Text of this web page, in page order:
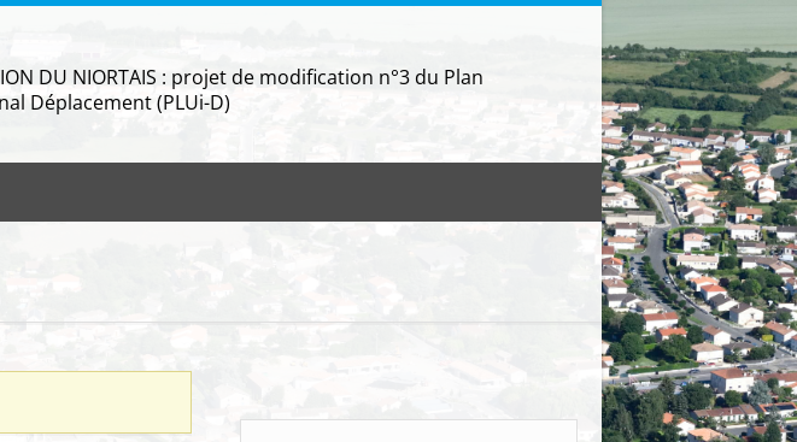
DU NIORTAIS : projet de modification n°3 du Plan
Déplacement (PLUi-D)